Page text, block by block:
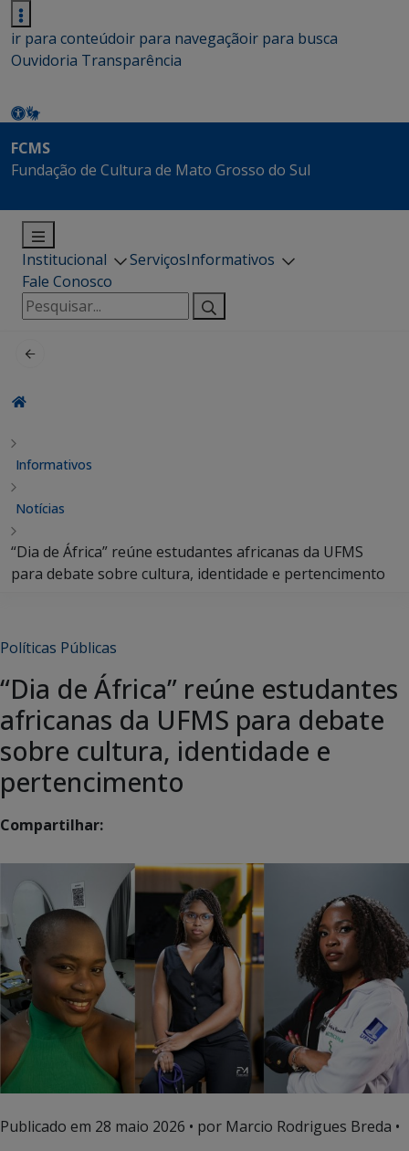
ir para conteúdoir para navegaçãoir para busca
Ouvidoria Transparência
FCMS
Fundação de Cultura de Mato Grosso do Sul
Institucional ServiçosInformativos
Fale Conosco
Pesquisar
por:
Informativos
Notícias
“Dia de África” reúne estudantes africanas da UFMS
para debate sobre cultura, identidade e pertencimento
Políticas Públicas
“Dia de África” reúne estudantes
africanas da UFMS para debate
sobre cultura, identidade e
pertencimento
Compartilhar:
Publicado em 28 maio 2026 • por Marcio Rodrigues Breda •